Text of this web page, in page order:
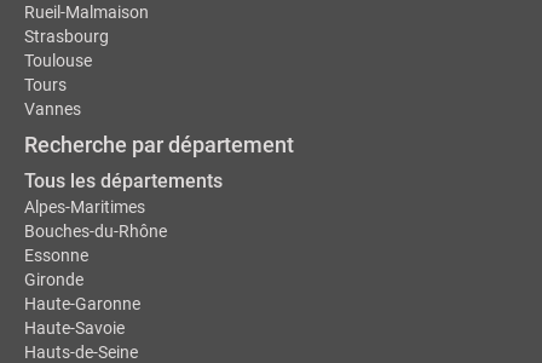
Rueil-Malmaison
Strasbourg
Toulouse
Tours
Vannes
Recherche par département
Tous les départements
Alpes-Maritimes
Bouches-du-Rhône
Essonne
Gironde
Haute-Garonne
Haute-Savoie
Hauts-de-Seine